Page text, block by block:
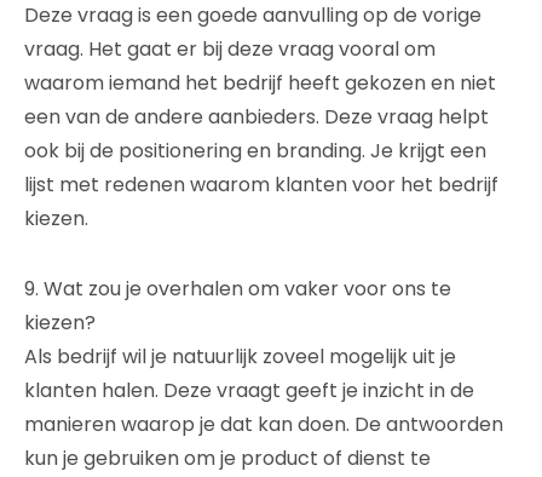
Deze vraag is een goede aanvulling op de vorige
vraag. Het gaat er bij deze vraag vooral om
waarom iemand het bedrijf heeft gekozen en niet
een van de andere aanbieders. Deze vraag helpt
ook bij de positionering en branding. Je krijgt een
lijst met redenen waarom klanten voor het bedrijf
kiezen.
9. Wat zou je overhalen om vaker voor ons te
kiezen?
Als bedrijf wil je natuurlijk zoveel mogelijk uit je
klanten halen. Deze vraagt geeft je inzicht in de
manieren waarop je dat kan doen. De antwoorden
kun je gebruiken om je product of dienst te